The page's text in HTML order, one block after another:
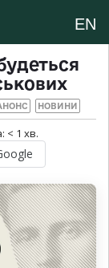
EN
НОВИНИ
< 1 хв.